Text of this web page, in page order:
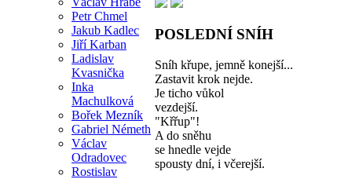
Petr Chmel
Jakub Kadlec
Jiří Karban
Ladislav
Kvasnička
Inka
Machulková
Bořek Mezník
Gabriel Németh
Václav
Odradovec
Rostislav
POSLEDNÍ SNÍH
Sníh křupe, jemně konejší...
Zastavit krok nejde.
Je ticho vůkol
vezdejší.
"Křřup"!
A do sněhu
se hnedle vejde
spousty dní, i včerejší.